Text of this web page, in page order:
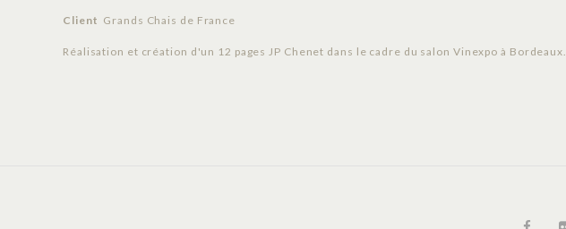
Client Grands Chais de France
Réalisation et création d'un 12 pages JP Chenet dans le cadre du salon Vinexpo à Bordeaux.